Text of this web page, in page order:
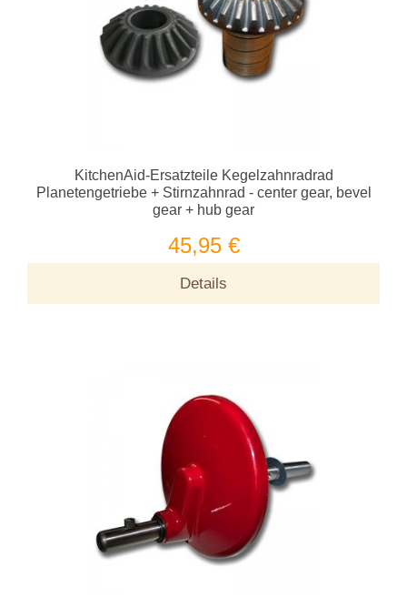
KitchenAid-Ersatzteile Kegelzahnradrad
Planetengetriebe + Stirnzahnrad - center gear, bevel
gear + hub gear
45,95 €
Details